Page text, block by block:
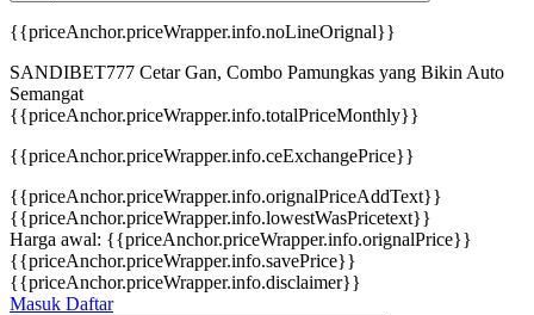
{{priceAnchor.priceWrapper.info.noLineOrignal}}
SANDIBET777 Cetar Gan, Combo Pamungkas yang Bikin Auto
Semangat
{{priceAnchor.priceWrapper.info.totalPriceMonthly}}
{{priceAnchor.priceWrapper.info.ceExchangePrice}}
{{priceAnchor.priceWrapper.info.orignalPriceAddText}}
{{priceAnchor.priceWrapper.info.lowestWasPricetext}}
Harga awal: {{priceAnchor.priceWrapper.info.orignalPrice}}
{{priceAnchor.priceWrapper.info.savePrice}}
{{priceAnchor.priceWrapper.info.disclaimer}}
Masuk Daftar